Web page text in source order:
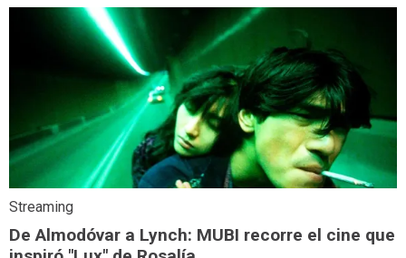
Streaming
De Almodóvar a Lynch: MUBI recorre el cine que